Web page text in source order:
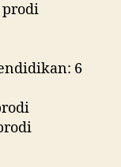
prodi
6